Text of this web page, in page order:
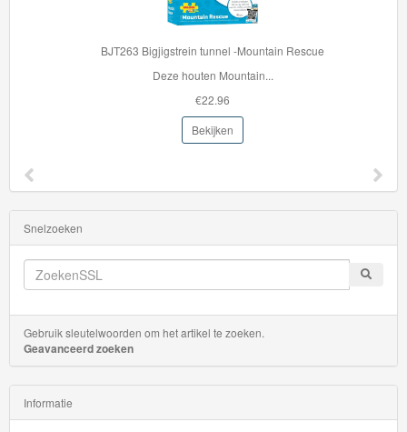
HW
Fan
Driven
HW
Fast
Transit
HW
First
Response
BJT263 Bigjigstrein tunnel -Mountain Rescue
Deze houten Mountain...
€22.96
Bekijken
Snelzoeken
Gebruik sleutelwoorden om het artikel te zoeken.
Geavanceerd zoeken
Informatie